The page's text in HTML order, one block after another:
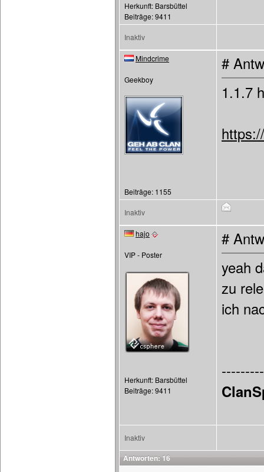
Herkunft: Barsbüttel
Beiträge: 9411
Inaktiv
Mindcrime
Geekboy
Beiträge: 1155
#
1.1.7
Inaktiv
hajo
VIP - Poster
Herkunft: Barsbüttel
Beiträge: 9411
#
yeah
zu
ich
Inaktiv
Antworten: 16